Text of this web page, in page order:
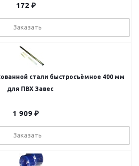
172 ₽
Заказать
стали быстросъёмное 400 мм
для ПВХ Завес
1 909 ₽
Заказать